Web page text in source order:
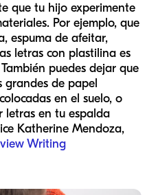
que tu hijo experimente
Por ejemplo, que
espuma de afeitar,
letras con plastilina es
puedes dejar que
grandes de papel
en el suelo, o
letras en tu espalda
Katherine Mendoza,
Writing